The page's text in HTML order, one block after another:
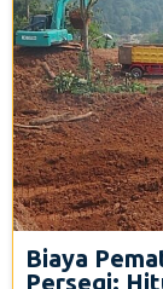
Biaya
Persegi: